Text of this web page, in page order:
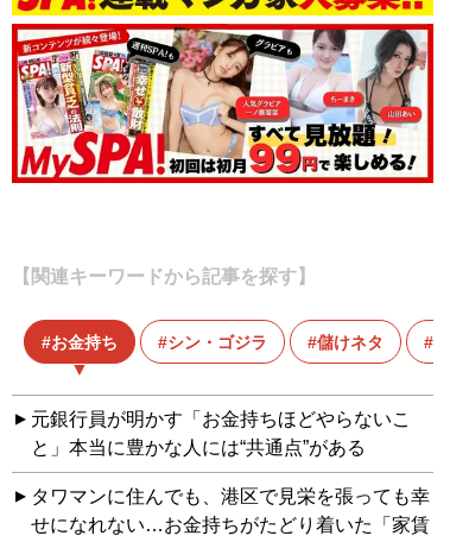
【関連キーワードから記事を探す】
お金持ち シン・ゴジラ 儲けネタ
元銀行員が明かす「お金持ちほどやらないこ
と」本当に豊かな人には“共通点”がある
タワマンに住んでも、港区で見栄を張っても幸
せになれない…お金持ちがたどり着いた「家賃